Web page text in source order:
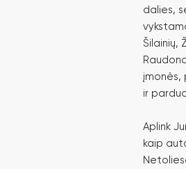
dalies,
Šilainių,
įmonės,
ir
Aplink
kaip